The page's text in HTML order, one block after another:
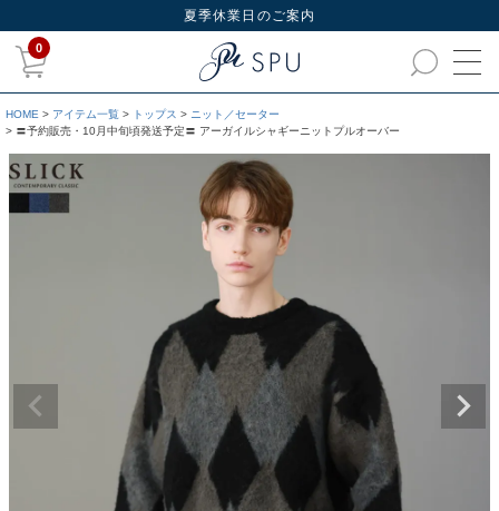
夏季休業日のご案内
0
HOME アイテム一覧 トップス
ニット／セーター
〓予約販売・10月中旬頃発送予定〓 アーガイルシャギーニットプルオーバー